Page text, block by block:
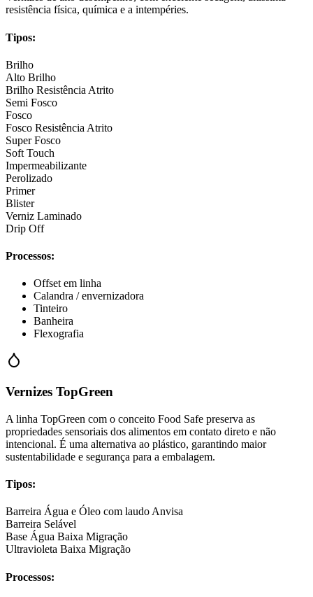
resistência física, química e a intempéries.
Tipos:
Brilho
Alto Brilho
Brilho Resistência Atrito
Semi Fosco
Fosco
Fosco Resistência Atrito
Super Fosco
Soft Touch
Impermeabilizante
Perolizado
Primer
Blister
Verniz Laminado
Drip Off
Processos:
Offset em linha
Calandra / envernizadora
Tinteiro
Banheira
Flexografia
Vernizes TopGreen
A linha TopGreen com o conceito Food Safe preserva as
propriedades sensoriais dos alimentos em contato direto e não
intencional. É uma alternativa ao plástico, garantindo maior
sustentabilidade e segurança para a embalagem.
Tipos:
Barreira Água e Óleo com laudo Anvisa
Barreira Selável
Base Água Baixa Migração
Ultravioleta Baixa Migração
Processos: